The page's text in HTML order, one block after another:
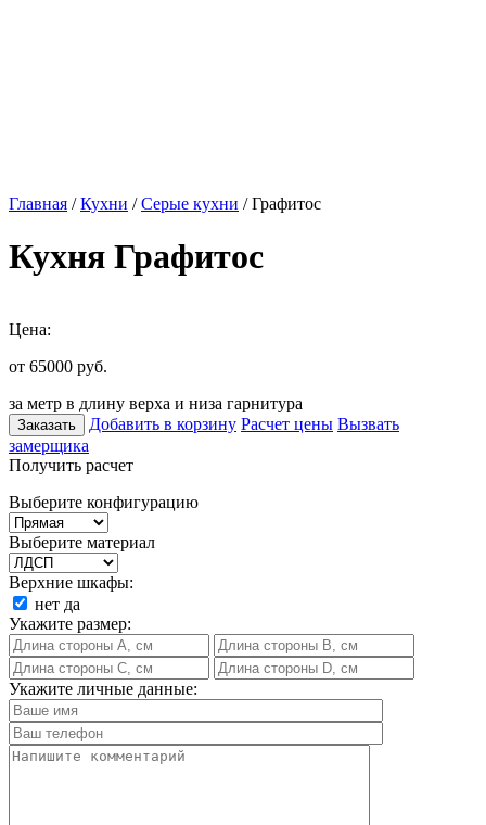
Главная /Кухни /Серые кухни / Графитос
Кухня Графитос
Цена:
от 65000 руб.
за метр в длину верха и низа гарнитура
Заказать Добавить в корзину Расчет цены Вызвать
замерщика
Получить расчет
Выберите конфигурацию
Выберите материал
Верхние шкафы:
нет да
Укажите размер:
Укажите личные данные: